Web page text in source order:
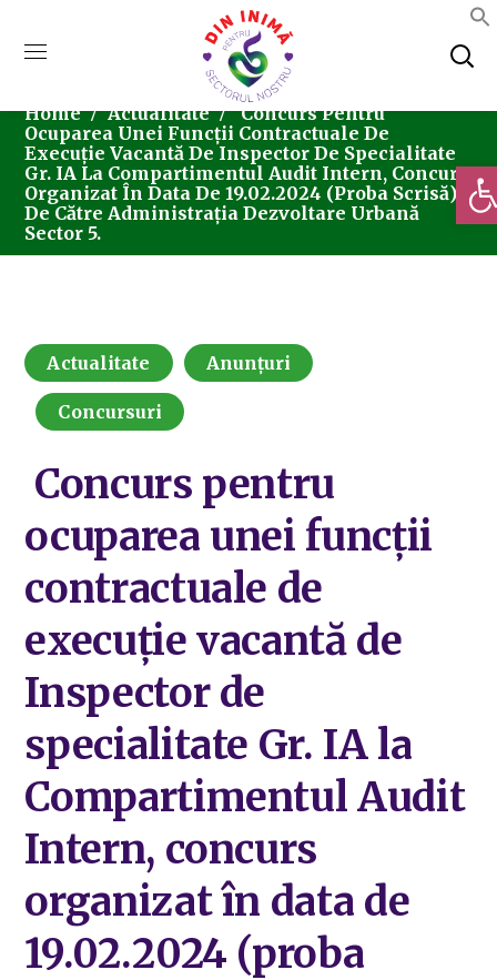
Home Actualitate
Concurs Pentru
Ocuparea Unei Funcții Contractuale De
Execuție Vacantă De Inspector De Specialitate
Gr. IA La Compartimentul Audit Intern, Concurs
Organizat În Data De 19.02.2024 (proba Scrisă)
De Către Administrația Dezvoltare Urbană
Sector 5.
Actualitate Anunțuri
Concursuri
Concurs pentru
ocuparea unei funcții
contractuale de
execuție vacantă de
Inspector de
specialitate Gr. IA la
Compartimentul Audit
Intern, concurs
organizat în data de
19.02.2024 (proba